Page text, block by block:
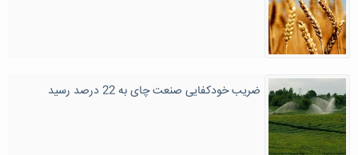
ضریب خودکفایی صنعت چای به 22 درصد رسید